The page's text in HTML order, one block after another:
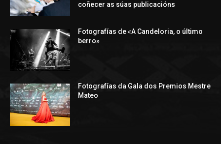
coñecer as súas publicacións
Fotografías de «A Candeloria, o último
berro»
Fotografías da Gala dos Premios Mestre
Mateo